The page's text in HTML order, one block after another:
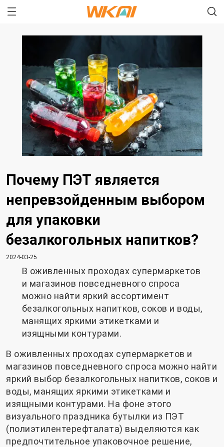
Почему ПЭТ является
непревзойденным выбором
для упаковки
безалкогольных напитков?
2024-03-25
В оживленных проходах супермаркетов
и магазинов повседневного спроса
можно найти яркий ассортимент
безалкогольных напитков, соков и воды,
манящих яркими этикетками и
изящными контурами.
В оживленных проходах супермаркетов и
магазинов повседневного спроса можно найти
яркий выбор безалкогольных напитков, соков и
воды, манящих яркими этикетками и
изящными контурами. На фоне этого
визуального праздника бутылки из ПЭТ
(полиэтилентерефталата) выделяются как
предпочтительное упаковочное решение,